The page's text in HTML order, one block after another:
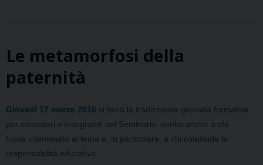
Le metamorfosi della
paternità
Giovedì 17 marzo 2016 si terrà la tradizionale giornata formativa
per educatori e insegnanti del Seminario, rivolta anche a chi
fosse interessato al tema e, in particolare, a chi condivide la
responsabilità educativa.